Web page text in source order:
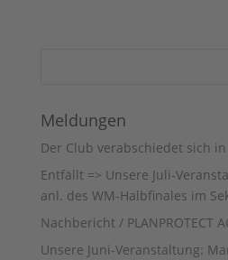
Meldungen
Der Club verabschiedet sich
Entfällt => Unsere Juli-
anl. des WM-Halbfinales im
Nachbericht / PLANPROTECT
Unsere Juni-Veranstaltung: